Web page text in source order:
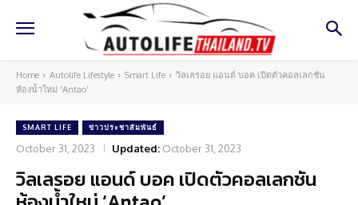
Home Autolife Lifestyle Smart Life
วิลเลรอย แอนด์ บอค เปิดตัวคอลเลกชัน
ห้องน้ำใหม่ ‘Antao’
SMART LIFE ข่าวประชาสัมพันธ์
October 31, 2023 Updated: October 31, 2023
วิลเลรอย แอนด์ บอค เปิดตัวคอลเลกชัน